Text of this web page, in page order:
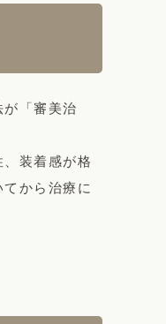
「審美治
装着感が格
から治療に